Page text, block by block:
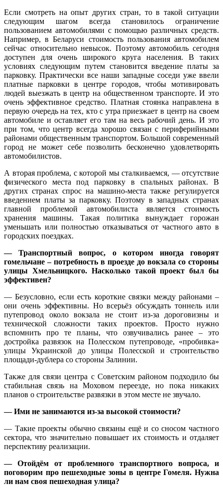
Если смотреть на опыт других стран, то в такой ситуации
следующим шагом всегда становилось ограничение
пользованием автомобилями с помощью различных средств.
Например, в Беларуси стоимость пользования автомобилем
сейчас относительно невысок. Поэтому автомобиль сегодня
доступен для очень широкого круга населения. В таких
условиях следующим путем становится введение платы за
парковку. Практически все наши западные соседи уже ввели
платные парковки в центре городов, чтобы мотивировать
людей выезжать в центр на общественном транспорте. И это
очень эффективное средство. Платная стоянка направлена в
первую очередь на тех, кто с утра приезжает в центр на своем
автомобиле и оставляет его там на весь рабочий день. И это
при том, что центр всегда хорошо связан с периферийными
районами общественным транспортом. Большой современный
город не может себе позволить бесконечно удовлетворять
автомобилистов.
А вторая проблема, с которой мы сталкиваемся, — отсутствие
физического места под парковку в спальных районах. В
других странах спрос на машино-места также регулируется
введением платы за парковку. Поэтому в западных странах
главной проблемой автомобилиста является стоимость
хранения машины. Такая политика вынуждает горожан
уменьшать или полностью отказываться от частного авто в
городских поездках.
— Транспортный вопрос, о котором иногда говорят
гомельчане – потребность в проезде до вокзала со стороны
улицы Хмельницкого. Насколько такой проект был бы
эффективен?
— Безусловно, если есть короткие связки между районами –
они очень эффективны. Но всерьёз обсуждать тоннель или
путепровод около вокзала не стоит из-за дороговизны и
технической сложности таких проектов. Просто нужно
вспомнить про те планы, что озвучивались ранее – это
достройка развязок на Полесском путепроводе, «пробивка»
улицы Украинской до улицы Полесской и строительство
площади-дублера со стороны Залинии.
Также для связи центра с Советским районом подходило бы
стабильная связь на Моховом переезде, но пока никаких
планов о строительстве развязки в этом месте не звучало.
— Ими не занимаются из-за высокой стоимости?
— Такие проекты обычно связаны ещё и со сносом частного
сектора, что значительно повышает их стоимость и отдаляет
перспективу реализации.
— Отойдём от проблемного транспортного вопроса, и
поговорим про пешеходные зоны в центре Гомеля. Нужна
ли нам своя пешеходная улица?